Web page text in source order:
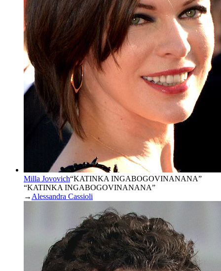
Milla Jovovich“KATINKA INGABOGOVINANANA”
“KATINKA INGABOGOVINANANA”
→ Alessandra Cassioli